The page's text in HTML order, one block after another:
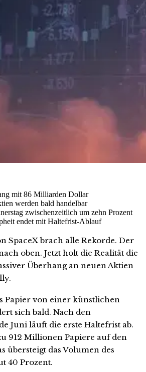
mit 86 Milliarden Dollar
werden bald handelbar
zwischenzeitlich um zehn Prozent
endet mit Haltefrist-Ablauf
SpaceX brach alle Rekorde. Der
oben. Jetzt holt die Realität die
Überhang an neuen Aktien
Papier von einer künstlichen
sich bald. Nach den
Juni läuft die erste Haltefrist ab.
912 Millionen Papiere auf den
übersteigt das Volumen des
40 Prozent.